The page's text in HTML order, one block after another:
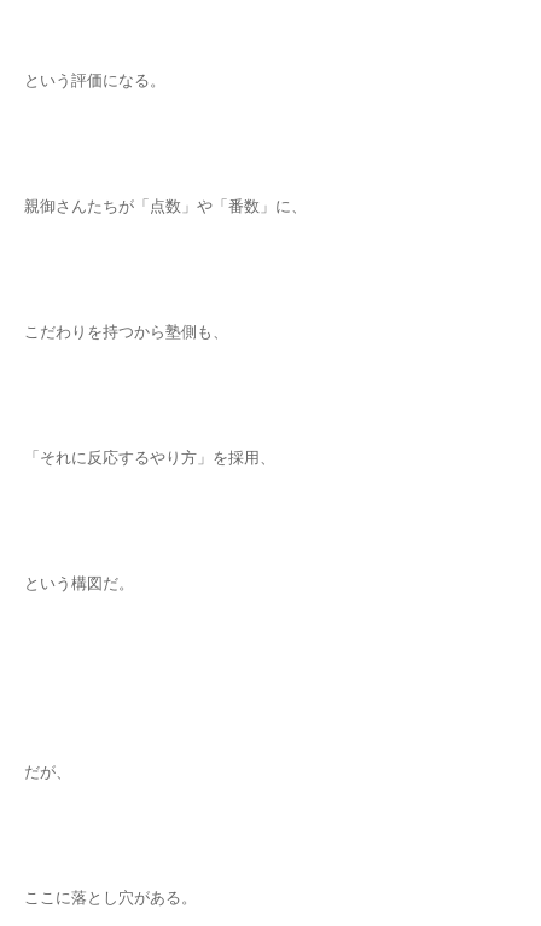
という評価になる。
親御さんたちが「点数」や「番数」に、
こだわりを持つから塾側も、
「それに反応するやり方」を採用、
という構図だ。
だが、
ここに落とし穴がある。